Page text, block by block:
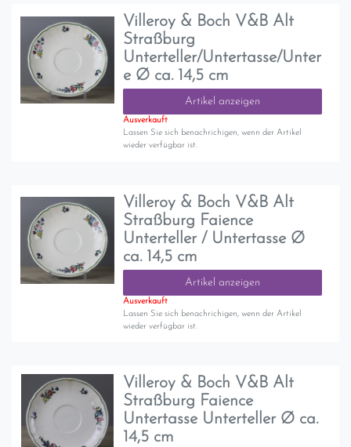
Villeroy & Boch V&B Alt
Straßburg
Unterteller/Untertasse/Unter
e Ø ca. 14,5 cm
Artikel anzeigen
Ausverkauft
Lassen Sie sich benachrichigen, wenn der Artikel
wieder verfügbar ist.
Villeroy & Boch V&B Alt
Straßburg Faience
Unterteller / Untertasse Ø
ca. 14,5 cm
Artikel anzeigen
Ausverkauft
Lassen Sie sich benachrichigen, wenn der Artikel
wieder verfügbar ist.
Villeroy & Boch V&B Alt
Straßburg Faience
Untertasse Unterteller Ø ca.
14,5 cm